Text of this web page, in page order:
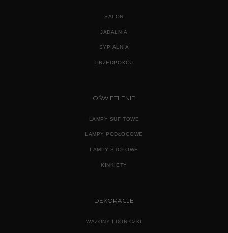
SALON
JADALNIA
SYPIALNIA
PRZEDPOKÓJ
OŚWIETLENIE
LAMPY SUFITOWE
LAMPY PODŁOGOWE
LAMPY STOŁOWE
KINKIETY
DEKORACJE
WAZONY I DONICZKI